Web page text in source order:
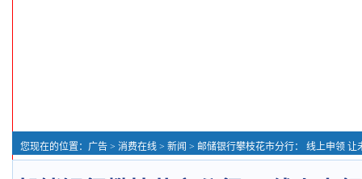
您现在的位置： 广告 > 消费在线 > 新闻 > 邮储银行攀枝花市分行： 线上申领 让未成